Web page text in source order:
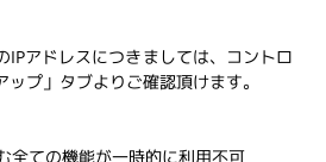
IPアドレスにつきましては、コントロ
プ」タブよりご確認頂けます。
全ての機能が一時的に利用不可